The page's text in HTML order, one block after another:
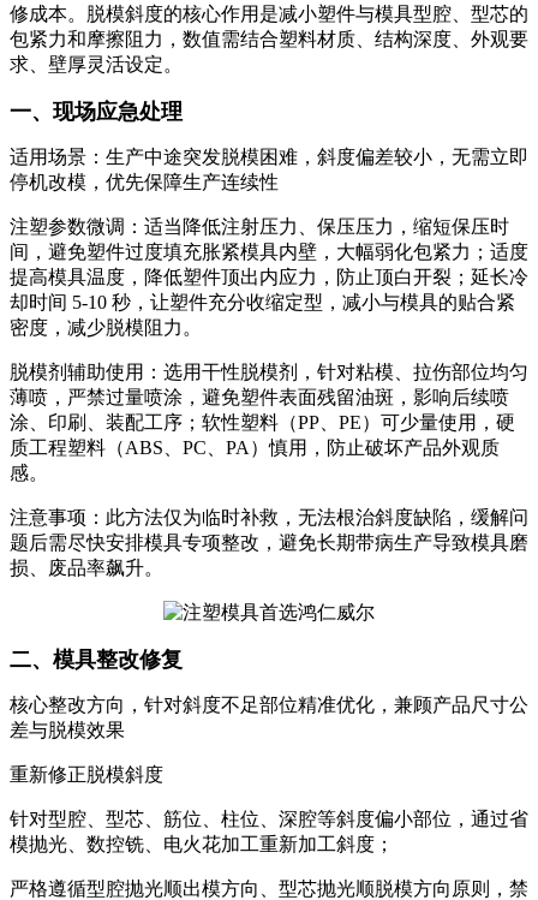
修成本。脱模斜度的核心作用是减小塑件与模具型腔、型芯的
包紧力和摩擦阻力，数值需结合塑料材质、结构深度、外观要
求、壁厚灵活设定。
一、现场应急处理
适用场景：生产中途突发脱模困难，斜度偏差较小，无需立即
停机改模，优先保障生产连续性
注塑参数微调：适当降低注射压力、保压压力，缩短保压时
间，避免塑件过度填充胀紧模具内壁，大幅弱化包紧力；适度
提高模具温度，降低塑件顶出内应力，防止顶白开裂；延长冷
却时间 5-10 秒，让塑件充分收缩定型，减小与模具的贴合紧
密度，减少脱模阻力。
脱模剂辅助使用：选用干性脱模剂，针对粘模、拉伤部位均匀
薄喷，严禁过量喷涂，避免塑件表面残留油斑，影响后续喷
涂、印刷、装配工序；软性塑料（PP、PE）可少量使用，硬
质工程塑料（ABS、PC、PA）慎用，防止破坏产品外观质
感。
注意事项：此方法仅为临时补救，无法根治斜度缺陷，缓解问
题后需尽快安排模具专项整改，避免长期带病生产导致模具磨
损、废品率飙升。
二、模具整改修复
核心整改方向，针对斜度不足部位精准优化，兼顾产品尺寸公
差与脱模效果
重新修正脱模斜度
针对型腔、型芯、筋位、柱位、深腔等斜度偏小部位，通过省
模抛光、数控铣、电火花加工重新加工斜度；
严格遵循型腔抛光顺出模方向、型芯抛光顺脱模方向原则，禁